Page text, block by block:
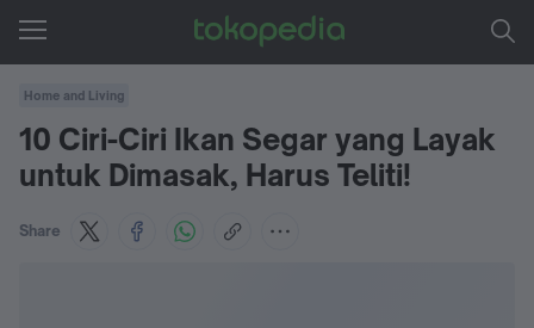
Home and Living
10 Ciri-Ciri Ikan Segar yang Layak
untuk Dimasak, Harus Teliti!
Share